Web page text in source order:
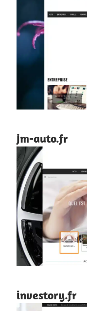
jm-auto.fr
investory.fr